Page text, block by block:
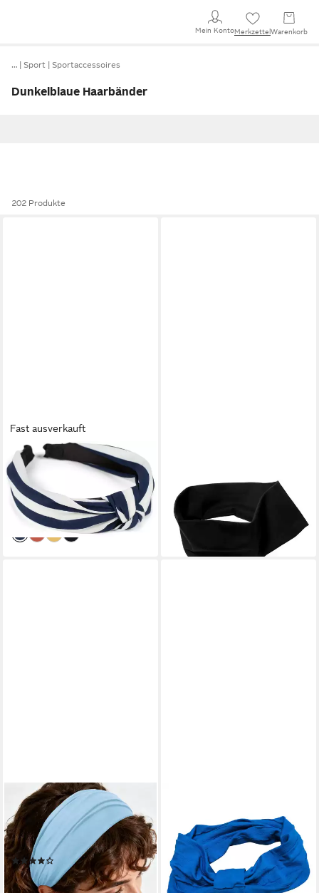
Mein KontoMerkzettel Warenkorb
… Sport Sportaccessoires
Dunkelblaue Haarbänder
202 Produkte
Fast ausverkauft
STYLEBREAKER
Haarband, 1-tlg., Haarreif mit
Streifen Muster
13,95 €
lieferbar - in 2-3 Werktagen bei dir
Uni-Farbe Marke Britta Meier
13,95 €
lieferbar - in 4-5 Werktagen bei dir
AXY
Haarband Damen Haarband
Kopfband, Stirnband für Yoga
und Sport Hairband
11,95 €
lieferbar - in 3-4 Werktagen bei dir
aus feinem Crinkel-Stoff mit
Schlaufe
18,95 €
lieferbar - in 4-5 Werktagen bei dir